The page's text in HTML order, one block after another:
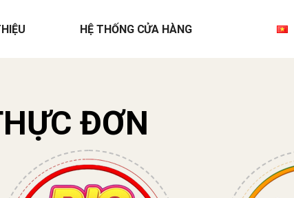
HỆ THỐNG CỬA HÀNG
ĐƠN